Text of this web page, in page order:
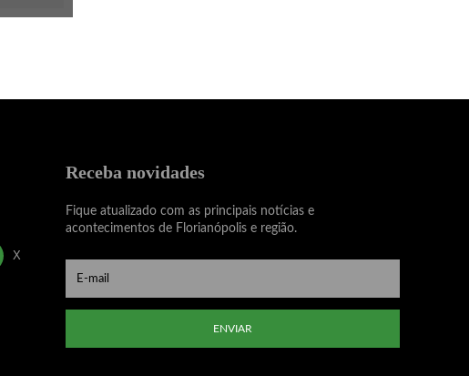
X
Receba novidades
Fique atualizado com as principais notícias e
acontecimentos de Florianópolis e região.
ENVIAR